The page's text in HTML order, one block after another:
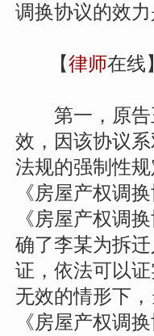
调换协议的效
【律师在线
第一，原告
效，因该协议
法规的强制性
《房屋产权调
《房屋产权调
确了李某为拆
证，依法可以
无效的情形下
《房屋产权调